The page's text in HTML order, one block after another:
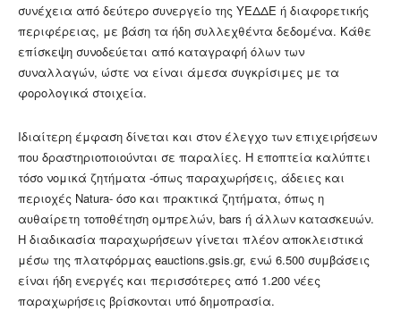
συνέχεια από δεύτερο συνεργείο της ΥΕΔΔΕ ή διαφορετικής
περιφέρειας, με βάση τα ήδη συλλεχθέντα δεδομένα. Κάθε
επίσκεψη συνοδεύεται από καταγραφή όλων των
συναλλαγών, ώστε να είναι άμεσα συγκρίσιμες με τα
φορολογικά στοιχεία.
Ιδιαίτερη έμφαση δίνεται και στον έλεγχο των επιχειρήσεων
που δραστηριοποιούνται σε παραλίες. Η εποπτεία καλύπτει
τόσο νομικά ζητήματα -όπως παραχωρήσεις, άδειες και
περιοχές Natura- όσο και πρακτικά ζητήματα, όπως η
αυθαίρετη τοποθέτηση ομπρελών, bars ή άλλων κατασκευών.
Η διαδικασία παραχωρήσεων γίνεται πλέον αποκλειστικά
μέσω της πλατφόρμας eauctions.gsis.gr, ενώ 6.500 συμβάσεις
είναι ήδη ενεργές και περισσότερες από 1.200 νέες
παραχωρήσεις βρίσκονται υπό δημοπρασία.